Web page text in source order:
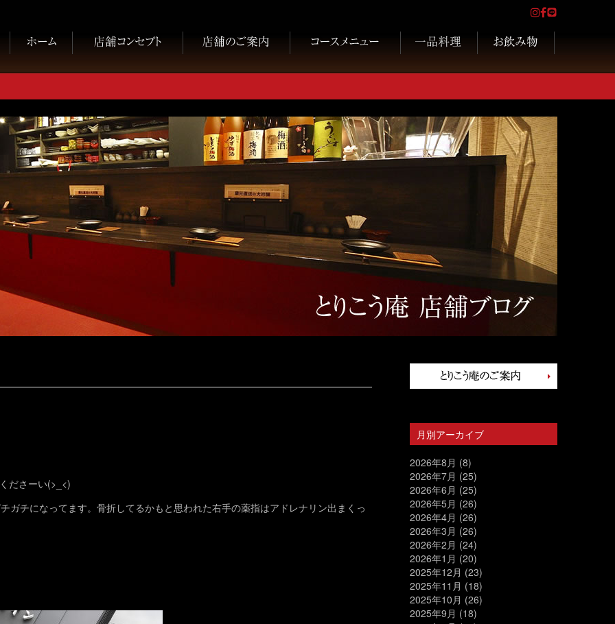
ださーい(>_<)
ガチになってます。骨折してるかもと思われた右手の薬指はアドレナリン出まくっ
月別アーカイブ
2026年8月 (8)
2026年7月 (25)
2026年6月 (25)
2026年5月 (26)
2026年4月 (26)
2026年3月 (26)
2026年2月 (24)
2026年1月 (20)
2025年12月 (23)
2025年11月 (18)
2025年10月 (26)
2025年9月 (18)